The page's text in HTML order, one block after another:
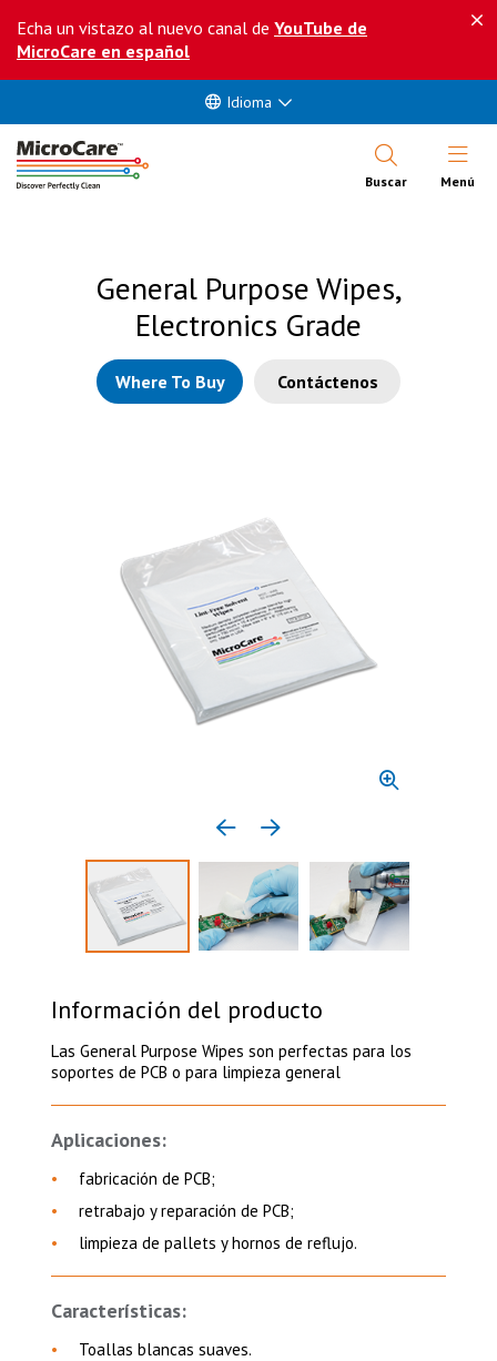
Echa un vistazo al nuevo canal de YouTube de
MicroCare en español
Idioma
Buscar Abrir
Menú
General Purpose Wipes,
Electronics Grade
Where To Buy Contáctenos
Previous media item
Next media item
Select to display product image 1
Información del producto
Las General Purpose Wipes son perfectas para los
soportes de PCB o para limpieza general
Aplicaciones:
fabricación de PCB;
retrabajo y reparación de PCB;
limpieza de pallets y hornos de reflujo.
Características:
Toallas blancas suaves.